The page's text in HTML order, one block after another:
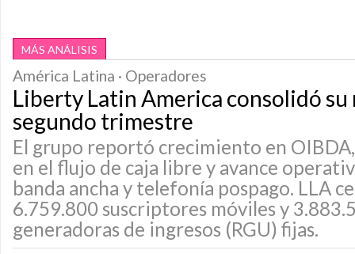
MÁS ANÁLISIS
América Latina · Operadores
Liberty Latin America consolidó
segundo trimestre
El grupo reportó crecimiento en
en el flujo de caja libre y avance
banda ancha y telefonía pospago. LLA
6.759.800 suscriptores móviles y
generadoras de ingresos (RGU) fijas.